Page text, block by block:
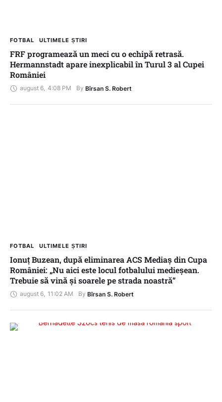
FOTBAL ULTIMELE ȘTIRI
FRF programează un meci cu o echipă retrasă.
Hermannstadt apare inexplicabil în Turul 3 al Cupei
României
august 6, 4:08 PM By Bîrsan S. Robert
FOTBAL ULTIMELE ȘTIRI
Ionuț Buzean, după eliminarea ACS Mediaș din Cupa
României: „Nu aici este locul fotbalului medieșean.
Trebuie să vină și soarele pe strada noastră”
august 6, 11:02 AM By Bîrsan S. Robert